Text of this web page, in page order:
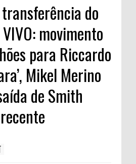
do
movimento
para Riccardo
Mikel Merino
de Smith